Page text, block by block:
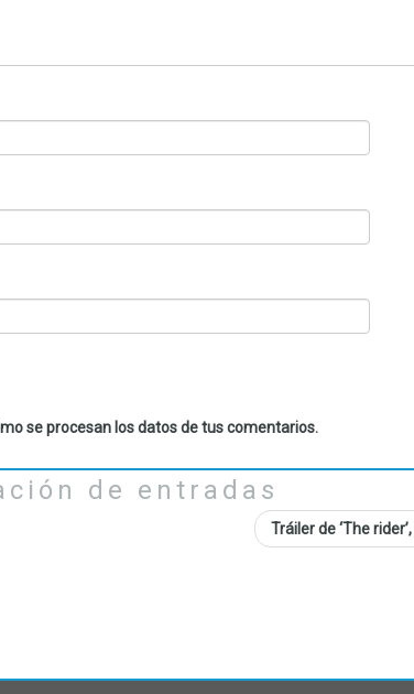
se procesan los datos de tus comentarios.
de entradas
Tráiler de ‘The